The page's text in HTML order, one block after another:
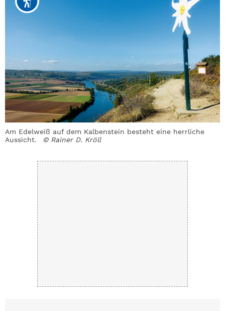
Am Edelweiß auf dem Kalbenstein besteht eine herrliche
Aussicht.
© Rainer D. Kröll